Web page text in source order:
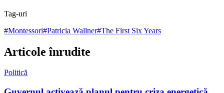
Tag-uri
#Montessori#Patricia Wallner#The First Six Years
Articole înrudite
Politică